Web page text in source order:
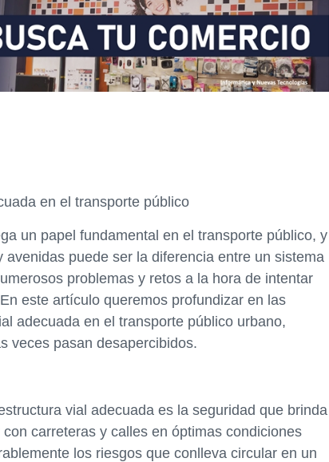
en el transporte público
un papel fundamental en el transporte público, y
puede ser la diferencia entre un sistema
problemas y retos a la hora de intentar
este artículo queremos profundizar en las
adecuada en el transporte público urbano,
veces pasan desapercibidos.
vial adecuada es la seguridad que brinda
carreteras y calles en óptimas condiciones
los riesgos que conlleva circular en un